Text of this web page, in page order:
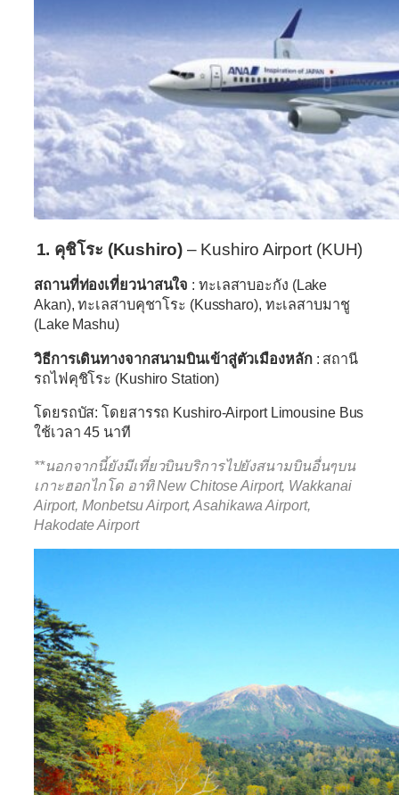
1. คุชิโระ (Kushiro)– Kushiro Airport (KUH)
สถานที่ท่องเที่ยวน่าสนใจ : ทะเลสาบอะกัง (Lake
Akan), ทะเลสาบคุชาโระ (Kussharo), ทะเลสาบมาชู
(Lake Mashu)
วิธีการเดินทางจากสนามบินเข้าสู่ตัวเมืองหลัก : สถานี
รถไฟคุชิโระ (Kushiro Station)
โดยรถบัส: โดยสารรถ Kushiro-Airport Limousine Bus
ใช้เวลา 45 นาที
**นอกจากนี้ยังมีเที่ยวบินบริการไปยังสนามบินอื่นๆบน
เกาะฮอกไกโด อาทิ New Chitose Airport, Wakkanai
Airport, Monbetsu Airport, Asahikawa Airport,
Hakodate Airport